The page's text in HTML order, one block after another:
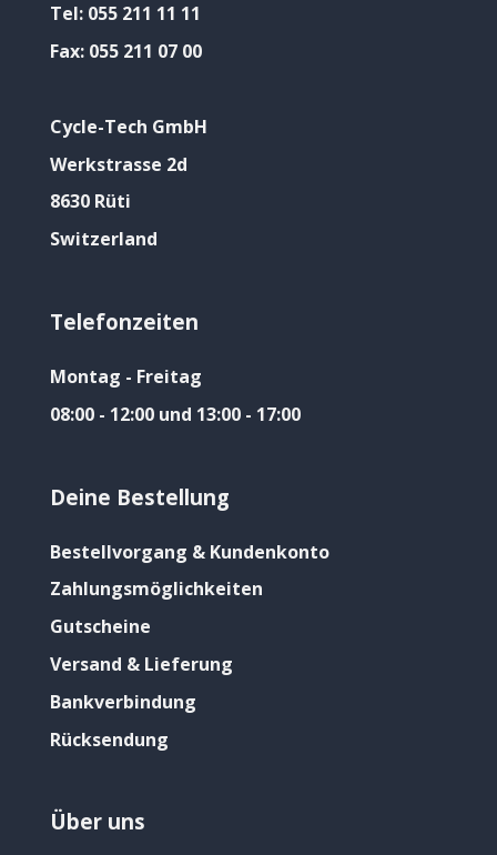
Tel: 055 211 11 11
Fax: 055 211 07 00
Cycle-Tech GmbH
Werkstrasse 2d
8630 Rüti
Switzerland
Telefonzeiten
Montag - Freitag
08:00 - 12:00 und 13:00 - 17:00
Deine Bestellung
Bestellvorgang & Kundenkonto
Zahlungsmöglichkeiten
Gutscheine
Versand & Lieferung
Bankverbindung
Rücksendung
Über uns